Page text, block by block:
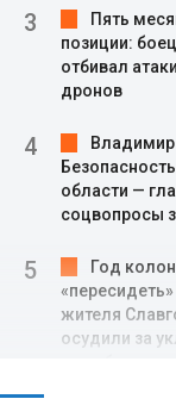
Пять
позиции:
отбивал
дронов
Владимир
области —
соцвопросы
Год
жителя
осудили за